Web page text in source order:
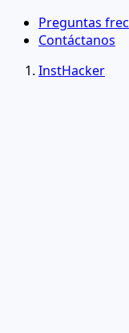
Preguntas
Contáctanos
InstHacker